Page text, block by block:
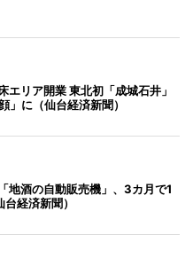
エリア開業 東北初「成城石井」
」に（仙台経済新聞）
地酒の自動販売機」、3カ月で1
経済新聞）